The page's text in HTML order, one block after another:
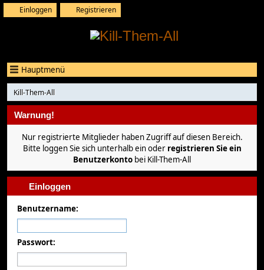
Einloggen Registrieren
Hauptmenü
Kill-Them-All
Warnung!
Nur registrierte Mitglieder haben Zugriff auf diesen Bereich.
Bitte loggen Sie sich unterhalb ein oder registrieren Sie ein
Benutzerkonto bei Kill-Them-All
Einloggen
Benutzername:
Passwort: